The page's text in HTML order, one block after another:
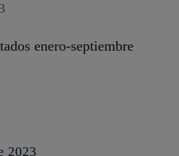
enero-septiembre
2023